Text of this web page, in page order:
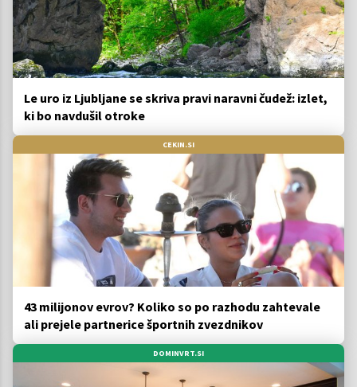
Le uro iz Ljubljane se skriva pravi naravni čudež: izlet,
ki bo navdušil otroke
CEKIN.SI
43 milijonov evrov? Koliko so po razhodu zahtevale
ali prejele partnerice športnih zvezdnikov
DOMINVRT.SI